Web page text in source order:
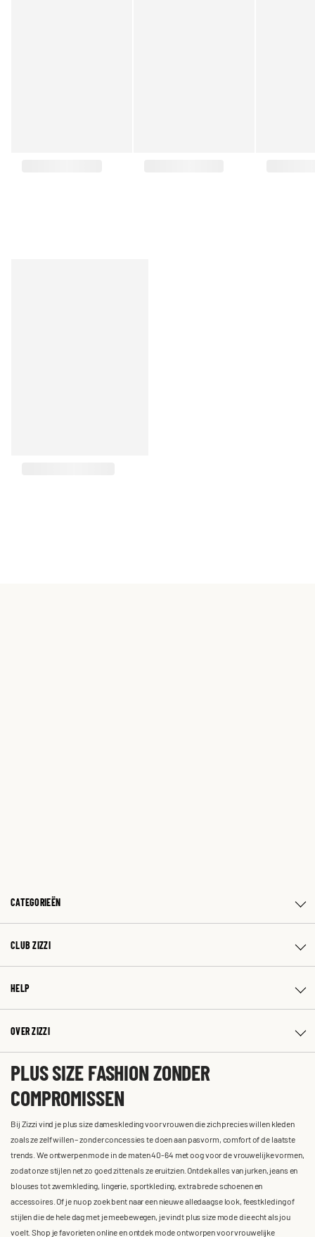
CATEGORIEËN
CLUB ZIZZI
HELP
OVER ZIZZI
PLUS SIZE FASHION ZONDER
COMPROMISSEN
Bij Zizzi vind je plus size dameskleding voor vrouwen die zich precies willen kleden
zoals ze zelf willen – zonder concessies te doen aan pasvorm, comfort of de laatste
trends. We ontwerpen mode in de maten 40-64 met oog voor de vrouwelijke vormen,
zodat onze stijlen net zo goed zitten als ze eruitzien. Ontdek alles van jurken, jeans en
blouses tot zwemkleding, lingerie, sportkleding, extra brede schoenen en
accessoires. Of je nu op zoek bent naar een nieuwe alledaagse look, feestkleding of
stijlen die de hele dag met je meebewegen, je vindt plus size mode die echt als jou
voelt. Shop je favorieten online en ontdek mode ontworpen voor vrouwelijke